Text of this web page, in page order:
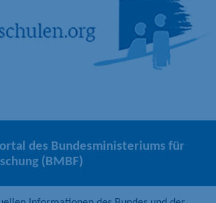
des Bundesministeriums für
(BMBF)